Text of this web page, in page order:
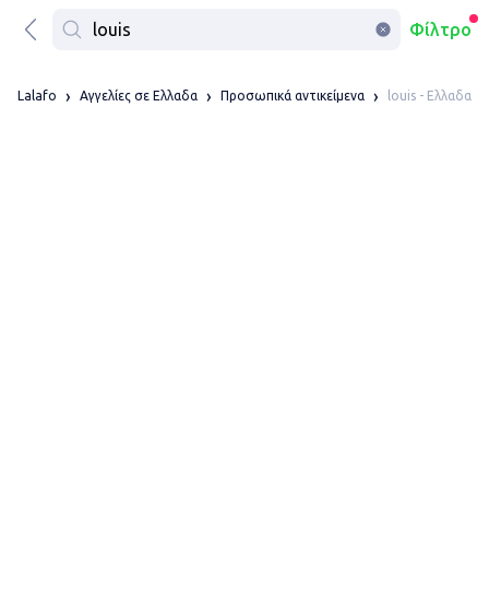
Φίλτρο
Lalafo Αγγελίες σε Ελλαδα Προσωπικά αντικείμενα louis - Ελλαδα